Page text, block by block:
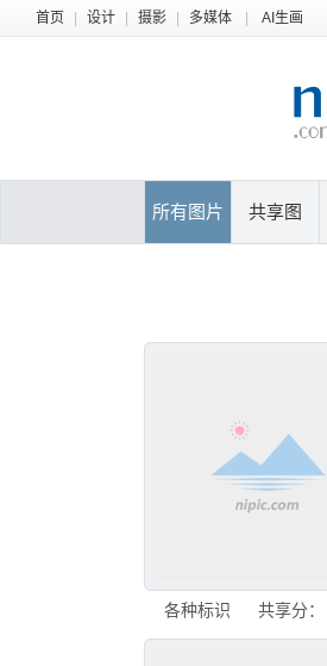
首页 设计 摄影 多媒体 AI生画
所有图片 共享图
各种标识 共享分：